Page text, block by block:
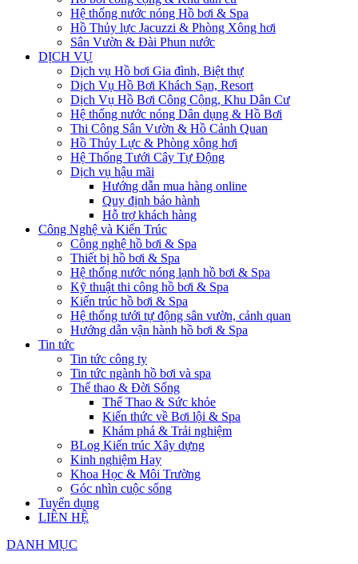
Hệ thống nước nóng Hồ bơi & Spa
Hồ Thủy lực Jacuzzi & Phòng Xông hơi
Sân Vườn & Đài Phun nước
DỊCH VỤ
Dịch vụ Hồ bơi Gia đình, Biệt thự
Dịch Vụ Hồ Bơi Khách Sạn, Resort
Dịch Vụ Hồ Bơi Công Cộng, Khu Dân Cư
Hệ thống nước nóng Dân dụng & Hồ Bơi
Thi Công Sân Vườn & Hồ Cảnh Quan
Hồ Thủy Lực & Phòng xông hơi
Hệ Thống Tưới Cây Tự Động
Dịch vụ hậu mãi
Hướng dẫn mua hàng online
Quy định bảo hành
Hỗ trợ khách hàng
Công Nghệ và Kiến Trúc
Công nghệ hồ bơi & Spa
Thiết bị hồ bơi & Spa
Hệ thống nước nóng lạnh hồ bơi & Spa
Kỹ thuật thi công hồ bơi & Spa
Kiến trúc hồ bơi & Spa
Hệ thống tưới tự động sân vườn, cảnh quan
Hướng dẫn vận hành hồ bơi & Spa
Tin tức
Tin tức công ty
Tin tức ngành hồ bơi và spa
Thể thao & Đời Sống
Thể Thao & Sức khỏe
Kiến thức về Bơi lội & Spa
Khám phá & Trải nghiệm
BLog Kiến trúc Xây dựng
Kinh nghiệm Hay
Khoa Học & Môi Trường
Góc nhìn cuộc sống
Tuyển dụng
LIÊN HỆ
DANH MỤC